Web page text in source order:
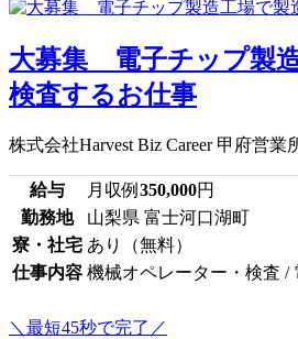
大募集 電子チップ製
検査するお仕事
株式会社Harvest Biz Career 甲府営業
給与 月収例 350,000円
勤務地
山梨県 富士河口湖町
寮・社宅 あり（無料）
仕事内容 機械オペレーター・検査 /
＼最短45秒で完了／